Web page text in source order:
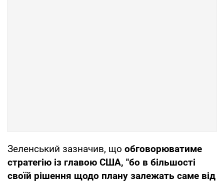
Зеленський зазначив, що обговорюватиме
стратегію із главою США, "бо в більшості
своїй рішення щодо плану залежать саме від